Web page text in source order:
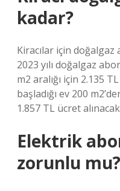
kadar?
Kiracılar için
2023 yılı doğalgaz
m2 aralığı için 2.135
başladığı ev 200
1.857 TL ücret
Elektrik
zorunlu mu?